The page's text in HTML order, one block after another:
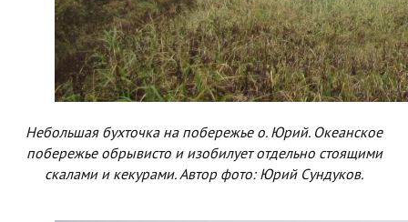
Небольшая бухточка на побережье о. Юрий. Океанское
побережье обрывисто и изобилует отдельно стоящими
скалами и кекурами. Автор фото: Юрий Сундуков.